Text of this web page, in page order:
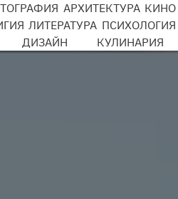
АРХИТЕКТУРА КИНО
ЛИТЕРАТУРА ПСИХОЛОГИЯ
ДИЗАЙН КУЛИНАРИЯ
Подробности